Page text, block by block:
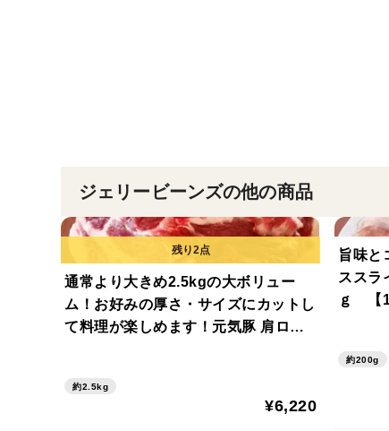
ジェリービーンズの他の商品
通常より大きめ2.5kgの大ボリュー
ム！お好みの厚さ・サイズにカットし
て料理が楽しめます！元気豚 肩ロー
約2.5kg
¥6,220
旨味と
スス
ｇ 【
約200g